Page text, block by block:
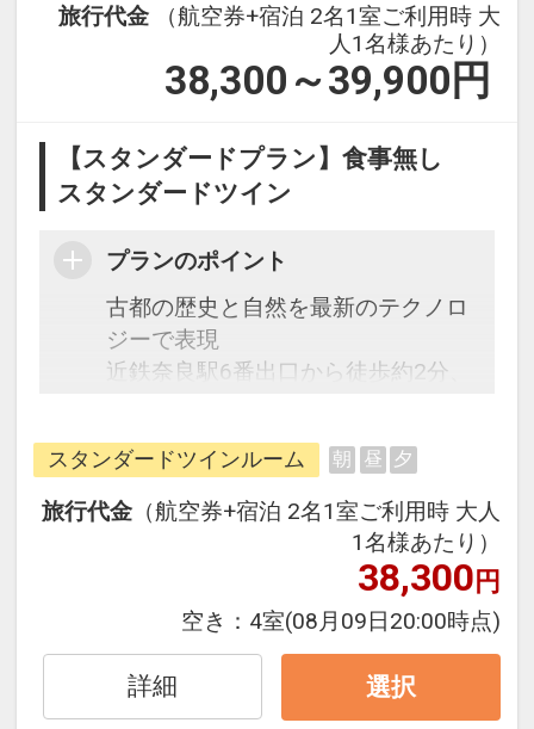
旅行代金
（航空券+宿泊 2名1室ご利用時 大
人1名様あたり）
38,300～39,900 円
【スタンダードプラン】食事無し
スタンダードツイン
プランのポイント
古都の歴史と自然を最新のテクノロ
ジーで表現
近鉄奈良駅6番出口から徒歩約2分、
や興福寺などの有名な観光名所にも
徒歩圏内と観光の拠点に大変便利な
立地です。
古都の歴史・伝統と吉野山などの自
然を融合し、心で感じる奈良の魅力
を最新のテクノロジーで現代的に表
現いたしました。フロントには光の
ホログラムチェックインを導入し、
ホテルに入った瞬間からお楽しみい
スタンダードツインルーム 朝 昼 夕
旅行代金 （航空券+宿泊 2名1室ご利用時 大人
1名様あたり）
38,300円
空き： 4室(08月09日20:00時点)
詳細 選択